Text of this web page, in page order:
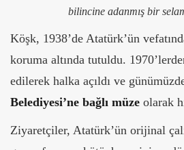
bilincine adanmış bir
Köşk, 1938’de Atatürk’ün
koruma altında tutuldu.
edilerek halka açıldı ve
Belediyesi’ne bağlı müze olarak
Ziyaretçiler, Atatürk’ün orijinal